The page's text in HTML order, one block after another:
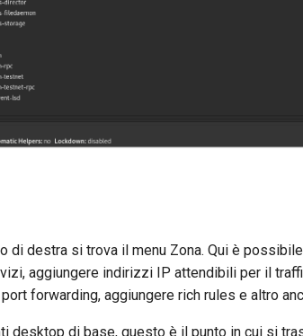
di destra si trova il menu Zona. Qui è
aggiungere indirizzi IP attendibili per il
forwarding, aggiungere rich rules e altro
desktop di base, questo è il punto in cui si